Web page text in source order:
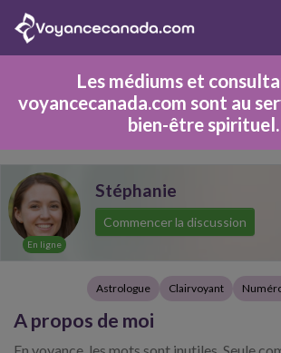
Les médiums et
voyancecanada.com sont au
bien-être spirituel.
En ligne
Stéphanie
Commencer la discussion
Astrologue Clairvoyant
A propos de moi